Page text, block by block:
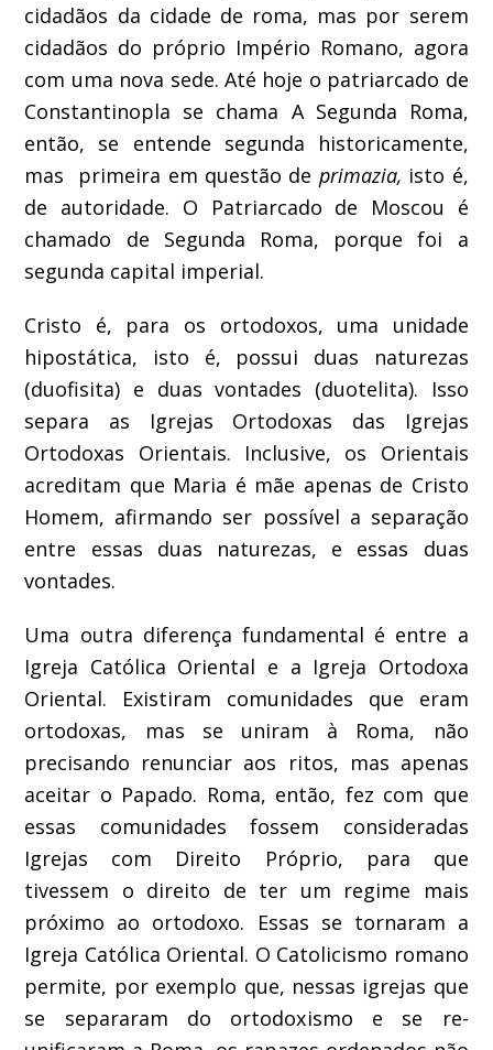
cidadãos da cidade de roma, mas por serem
cidadãos do próprio Império Romano, agora
com uma nova sede. Até hoje o patriarcado de
Constantinopla se chama A Segunda Roma,
então, se entende segunda historicamente,
mas primeira em questão de primazia, isto é,
de autoridade. O Patriarcado de Moscou é
chamado de Segunda Roma, porque foi a
segunda capital imperial.
Cristo é, para os ortodoxos, uma unidade
hipostática, isto é, possui duas naturezas
(duofisita) e duas vontades (duotelita). Isso
separa as Igrejas Ortodoxas das Igrejas
Ortodoxas Orientais. Inclusive, os Orientais
acreditam que Maria é mãe apenas de Cristo
Homem, afirmando ser possível a separação
entre essas duas naturezas, e essas duas
vontades.
Uma outra diferença fundamental é entre a
Igreja Católica Oriental e a Igreja Ortodoxa
Oriental. Existiram comunidades que eram
ortodoxas, mas se uniram à Roma, não
precisando renunciar aos ritos, mas apenas
aceitar o Papado. Roma, então, fez com que
essas comunidades fossem consideradas
Igrejas com Direito Próprio, para que
tivessem o direito de ter um regime mais
próximo ao ortodoxo. Essas se tornaram a
Igreja Católica Oriental. O Catolicismo romano
permite, por exemplo que, nessas igrejas que
se separaram do ortodoxismo e se re-